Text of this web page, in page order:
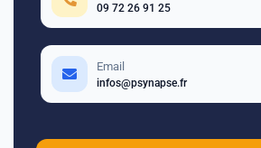
09 72 26 91 25
Email
infos@psynapse.fr